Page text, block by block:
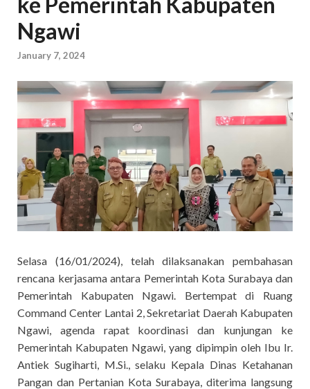
Ngawi
January 7, 2024
Selasa (16/01/2024), telah dilaksanakan pembahasan
rencana kerjasama antara Pemerintah Kota Surabaya dan
Pemerintah Kabupaten Ngawi. Bertempat di Ruang
Command Center Lantai 2, Sekretariat Daerah Kabupaten
Ngawi, agenda rapat koordinasi dan kunjungan ke
Pemerintah Kabupaten Ngawi, yang dipimpin oleh Ibu Ir.
Antiek Sugiharti, M.Si., selaku Kepala Dinas Ketahanan
Pangan dan Pertanian Kota Surabaya, diterima langsung